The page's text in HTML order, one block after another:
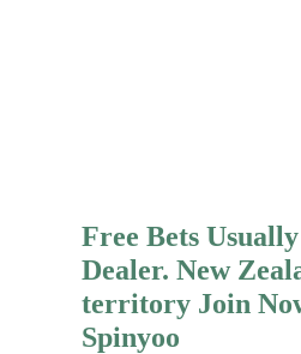
Free Bets
Dealer. New
territory Join
Spinyoo